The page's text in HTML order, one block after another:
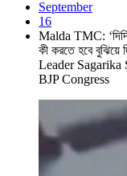
September
16
Malda TMC:
কী করতে হবে
Leader Sagarika
BJP Congress